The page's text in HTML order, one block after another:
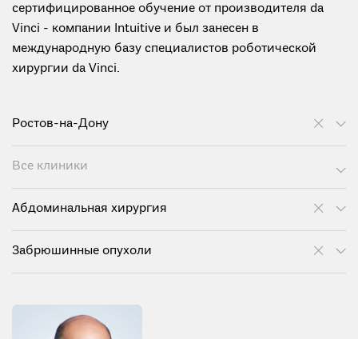
сертифицированное обучение от производителя da
Vinci - компании Intuitive и был занесен в
международную базу специалистов роботической
хирургии da Vinci.
Ростов-на-Дону
Все клиники
Абдоминальная хирургия
Забрюшинные опухоли